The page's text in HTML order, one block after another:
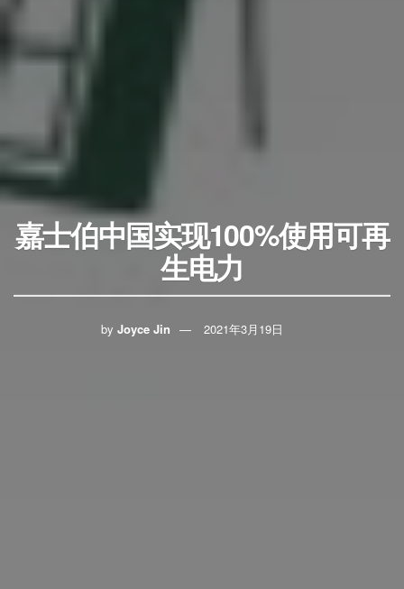
嘉士伯中国实现100%使用可再
生电力
by Joyce Jin 2021年3月19日